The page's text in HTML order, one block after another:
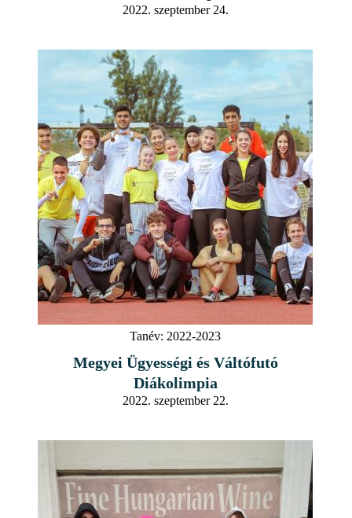
2022. szeptember 24.
Tanév: 2022-2023
Megyei Ügyességi és Váltófutó
Diákolimpia
2022. szeptember 22.